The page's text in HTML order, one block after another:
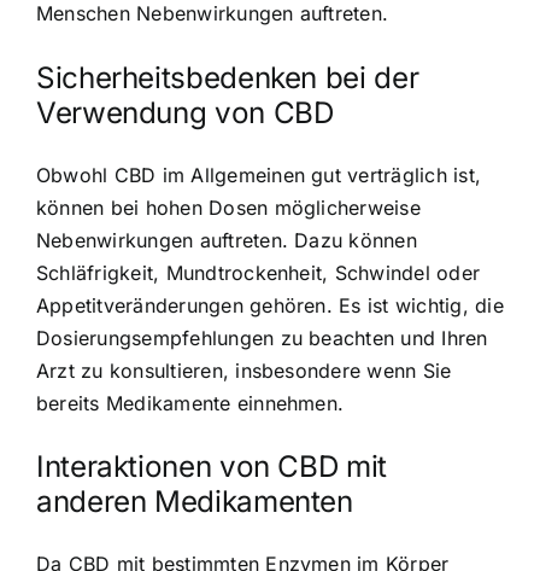
Menschen Nebenwirkungen auftreten.
Sicherheitsbedenken bei der
Verwendung von CBD
Obwohl CBD im Allgemeinen gut verträglich ist,
können bei hohen Dosen möglicherweise
Nebenwirkungen auftreten. Dazu können
Schläfrigkeit, Mundtrockenheit, Schwindel oder
Appetitveränderungen gehören. Es ist wichtig, die
Dosierungsempfehlungen zu beachten und Ihren
Arzt zu konsultieren, insbesondere wenn Sie
bereits Medikamente einnehmen.
Interaktionen von CBD mit
anderen Medikamenten
Da CBD mit bestimmten Enzymen im Körper